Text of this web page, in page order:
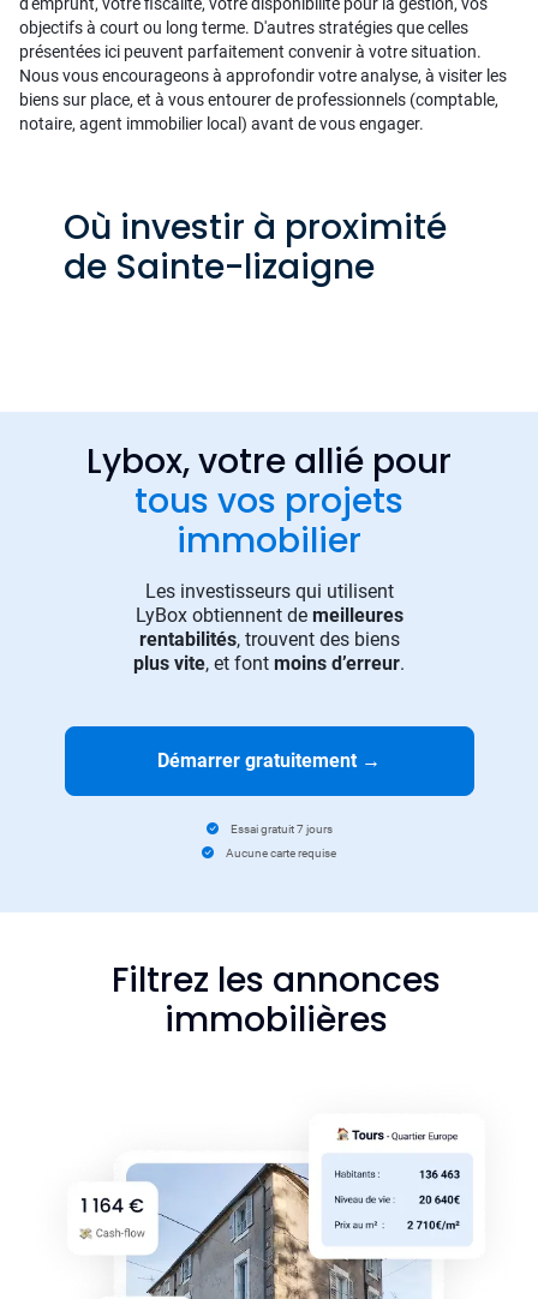
objectifs à court ou long terme. D'autres stratégies que celles
présentées ici peuvent parfaitement convenir à votre situation.
Nous vous encourageons à approfondir votre analyse, à visiter les
biens sur place, et à vous entourer de professionnels (comptable,
notaire, agent immobilier local) avant de vous engager.
Où investir à proximité
de Sainte-lizaigne
Lybox, votre allié pour
tous vos projets
immobilier
Les investisseurs qui utilisent
LyBox obtiennent de meilleures
rentabilités, trouvent des biens
plus vite, et font moins d’erreur.
Démarrer gratuitement →
Essai gratuit 7 jours
Aucune carte requise
Filtrez les annonces
immobilières